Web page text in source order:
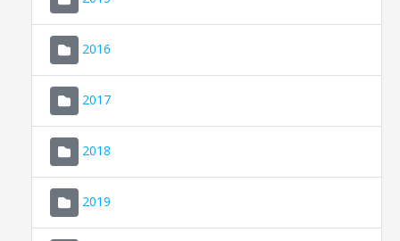
2016
2017
2018
2019